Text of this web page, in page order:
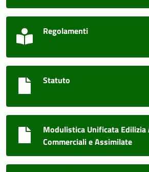
Regolamenti
Statuto
Modulistica Unificata
Commerciali e Assimilate